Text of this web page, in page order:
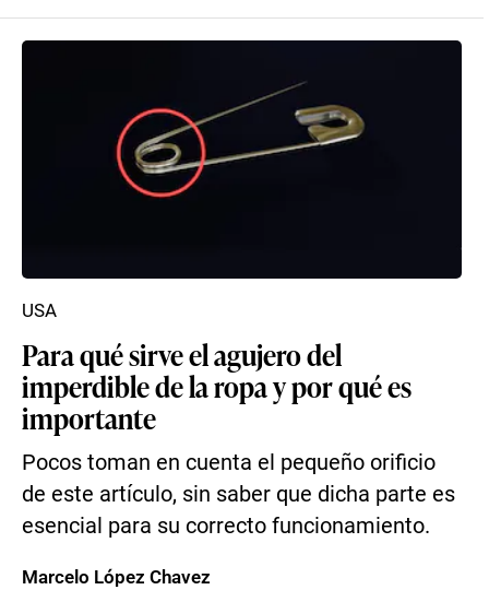
Para qué sirve el agujero del
imperdible de la ropa y por qué es
importante
Pocos toman en cuenta el pequeño orificio
de este artículo, sin saber que dicha parte es
esencial para su correcto funcionamiento.
USA
Marcelo López Chavez